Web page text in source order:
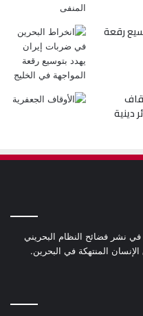
رقعة
دينية
نشر فضائح النظام البحريني
المنتهكة في البحرين.